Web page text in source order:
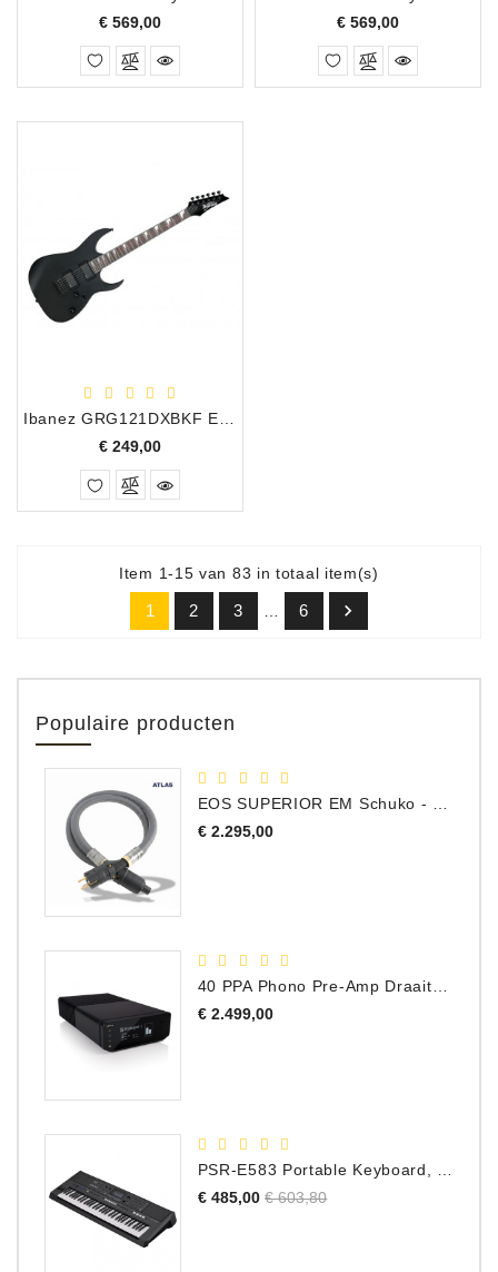
€ 569,00Prijs
€ 569,00Prijs
€ 249,00Prijs
Item 1-15 van 83 in totaal item(s)
1 2 3 6 
Populaire producten
€ 2.295,00Prijs
40 PPA Phono Pre-Amp Draaitafel Voorversterker
€ 2.499,00Prijs
€ 485,00 Normale
€ 603,80Prijs